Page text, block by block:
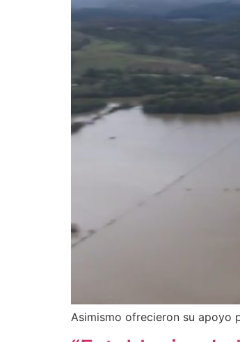
Asimismo ofrecieron su apoyo